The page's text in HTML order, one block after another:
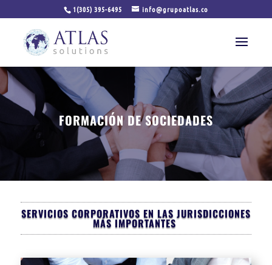
1(305) 395-6495 info@grupoatlas.co
FORMACIÓN DE SOCIEDADES
SERVICIOS CORPORATIVOS EN LAS JURISDICCIONES
MÁS IMPORTANTES